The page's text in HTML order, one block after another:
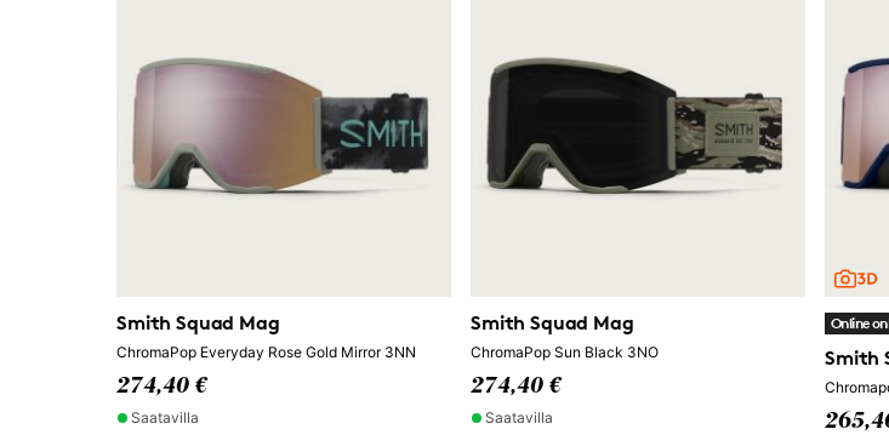
Smith Squad Mag
ChromaPop Everyday Rose Gold Mirror 3NN
274,40 €
Saatavilla
Smith Squad Mag
ChromaPop Sun Black 3NO
274,40 €
Saatavilla
Online
Smith